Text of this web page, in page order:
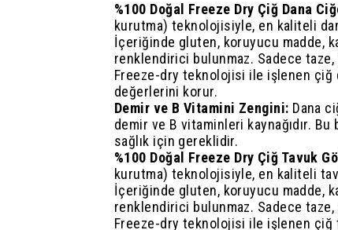
%100 Doğal Freeze Dry Çiğ Dana
kurutma) teknolojisiyle, en kaliteli
İçeriğinde gluten, koruyucu madde,
renklendirici bulunmaz. Sadece
Freeze-dry teknolojisi ile işlenen çiğ
değerlerini korur.
Demir ve B Vitamini Zengini: Dana
demir ve B vitaminleri kaynağıdır.
sağlık için gereklidir.
%100 Doğal Freeze Dry Çiğ Tavuk
kurutma) teknolojisiyle, en kaliteli
İçeriğinde gluten, koruyucu madde,
renklendirici bulunmaz. Sadece
Freeze-dry teknolojisi ile işlenen